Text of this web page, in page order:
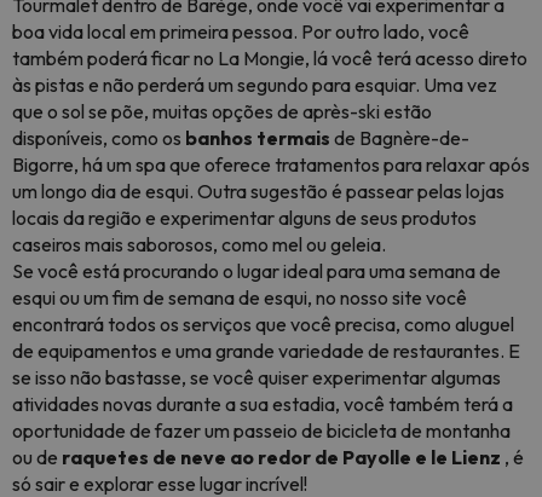
Tourmalet dentro de Barège, onde você vai experimentar a
boa vida local em primeira pessoa. Por outro lado, você
também poderá ficar no La Mongie, lá você terá acesso direto
às pistas e não perderá um segundo para esquiar. Uma vez
que o sol se põe, muitas opções de après-ski estão
disponíveis, como os banhos termais de Bagnère-de-
Bigorre, há um spa que oferece tratamentos para relaxar após
um longo dia de esqui. Outra sugestão é passear pelas lojas
locais da região e experimentar alguns de seus produtos
caseiros mais saborosos, como mel ou geleia.
Se você está procurando o lugar ideal para uma semana de
esqui ou um fim de semana de esqui, no nosso site você
encontrará todos os serviços que você precisa, como aluguel
de equipamentos e uma grande variedade de restaurantes. E
se isso não bastasse, se você quiser experimentar algumas
atividades novas durante a sua estadia, você também terá a
oportunidade de fazer um passeio de bicicleta de montanha
ou de raquetes de neve ao redor de Payolle e le Lienz , é
só sair e explorar esse lugar incrível!